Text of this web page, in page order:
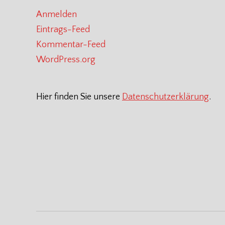
Anmelden
Eintrags-Feed
Kommentar-Feed
WordPress.org
Hier finden Sie unsere Datenschutzerklärung.